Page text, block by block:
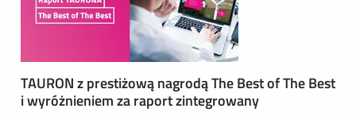
TAURON z prestiżową nagrodą The Best of The Best
i wyróżnieniem za raport zintegrowany